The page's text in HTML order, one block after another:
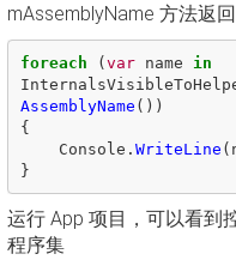
mAssemblyName 方法返
foreach (var name
in
AssemblyName ())
{
Console . WriteLine (
}
运行 App 项目，可以看到
程序集